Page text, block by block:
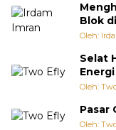
Blok
Oleh:
Selat
Oleh:
Pasar
Oleh: